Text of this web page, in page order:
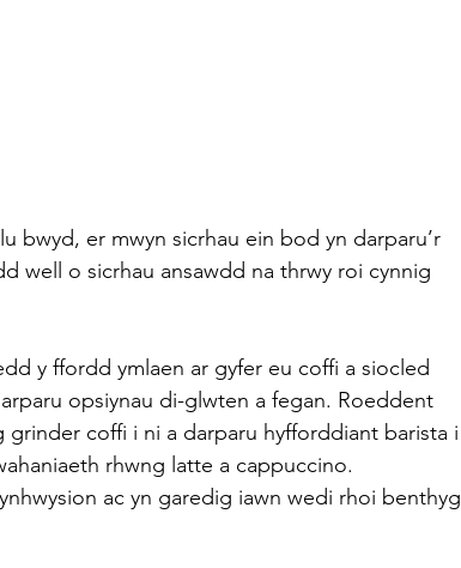
bwyd, er mwyn sicrhau ein bod yn darparu’r
well o sicrhau ansawdd na thrwy roi cynnig
y ffordd ymlaen ar gyfer eu coffi a siocled
opsiynau di-glwten a fegan. Roeddent
coffi i ni a darparu hyfforddiant barista i
rhwng latte a cappuccino.
ac yn garedig iawn wedi rhoi benthyg